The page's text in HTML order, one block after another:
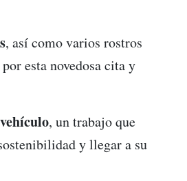
, así como varios rostros
esta novedosa cita y
, un trabajo que
y llegar a su